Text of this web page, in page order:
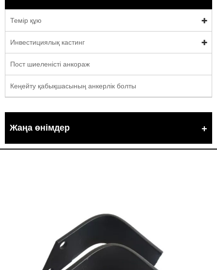
Темір құю
Инвестициялық кастинг
Пост шиеленісті анкораж
Кеңейту қабықшасының анкерлік болты
Жаңа өнімдер